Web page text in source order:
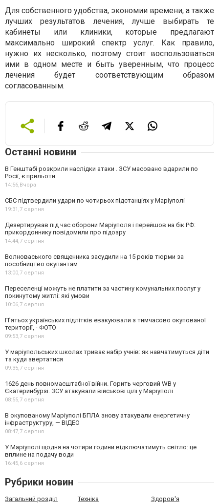
Для собственного удобства, экономии времени, а также
лучших результатов лечения, лучше выбирать те
кабинеты или клиники, которые предлагают
максимально широкий спектр услуг. Как правило,
нужно их несколько, поэтому стоит воспользоваться
ими в одном месте и быть уверенным, что процесс
лечения будет соответствующим образом
согласованным.
Останні новини
В Генштабі розкрили наслідки атаки . ЗСУ масовано вдарили по
Росії, є прильоти
14:56,Вчора
СБС підтвердили удари по чотирьох підстанціях у Маріуполі
19:31,7 серпня
Дезертирував під час оборони Маріуполя і перейшов на бік РФ:
прикордоннику повідомили про підозру
14:44,7 серпня
Волноваського священника засудили на 15 років тюрми за
пособництво окупантам
13:00,7 серпня
Переселенці можуть не платити за частину комунальних послуг у
покинутому житлі: які умови
10:06,7 серпня
П’ятьох українських підлітків евакуювали з тимчасово окупованої
території, - ФОТО
09:53,7 серпня
У маріупольських школах триває набір учнів: як навчатимуться діти
та куди звертатися
09:35,7 серпня
1626 день повномасштабної війни. Горить черговий WB у
Єкатеринбурзі. ЗСУ атакували військові цілі у Маріуполі
08:55,7 серпня
В окупованому Маріуполі БПЛА знову атакували енергетичну
інфраструктуру, — ВІДЕО
08:47,7 серпня
У Маріуполі щодня на чотири години відключатимуть світло: це
вплине на подачу води
16:45,6 серпня
Рубрики новин
Загальний розділ Техніка Здоров'я